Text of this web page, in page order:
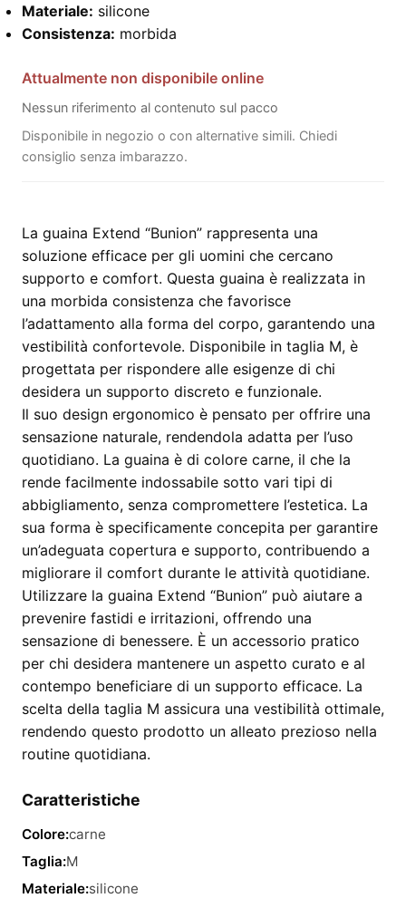
Materiale: silicone
Consistenza: morbida
Attualmente non disponibile online
Nessun riferimento al contenuto sul pacco
Disponibile in negozio o con alternative simili. Chiedi
consiglio senza imbarazzo.
La guaina Extend “Bunion” rappresenta una
soluzione efficace per gli uomini che cercano
supporto e comfort. Questa guaina è realizzata in
una morbida consistenza che favorisce
l’adattamento alla forma del corpo, garantendo una
vestibilità confortevole. Disponibile in taglia M, è
progettata per rispondere alle esigenze di chi
desidera un supporto discreto e funzionale.
Il suo design ergonomico è pensato per offrire una
sensazione naturale, rendendola adatta per l’uso
quotidiano. La guaina è di colore carne, il che la
rende facilmente indossabile sotto vari tipi di
abbigliamento, senza compromettere l’estetica. La
sua forma è specificamente concepita per garantire
un’adeguata copertura e supporto, contribuendo a
migliorare il comfort durante le attività quotidiane.
Utilizzare la guaina Extend “Bunion” può aiutare a
prevenire fastidi e irritazioni, offrendo una
sensazione di benessere. È un accessorio pratico
per chi desidera mantenere un aspetto curato e al
contempo beneficiare di un supporto efficace. La
scelta della taglia M assicura una vestibilità ottimale,
rendendo questo prodotto un alleato prezioso nella
routine quotidiana.
Caratteristiche
Colore:carne
Taglia:M
Materiale:silicone